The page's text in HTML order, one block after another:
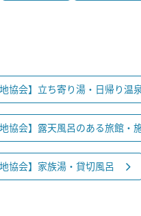
協会】立ち寄り湯・日帰り温
協会】露天風呂のある旅館・
協会】家族湯・貸切風呂